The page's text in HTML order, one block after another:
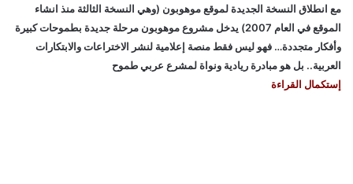
مع انطلاق النسخة الجديدة لموقع موهوبون (وهي النسخة الثالثة منذ انشاء
الموقع في العام 2007) يدخل مشروع موهوبون مرحلة جديدة بطموحات كبيرة
وأفكار متجددة… فهو ليس فقط منصة إعلامية لنشر الاختراعات والابتكارات
العربية.. بل هو مبادرة ريادية ونواة لمشرع عربي طموح
إستكمال القراءة